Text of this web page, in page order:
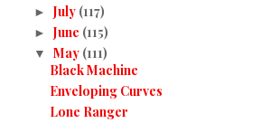
► July (117)
► June (115)
▼ May (111)
Black Machine
Enveloping Curves
Lone Ranger